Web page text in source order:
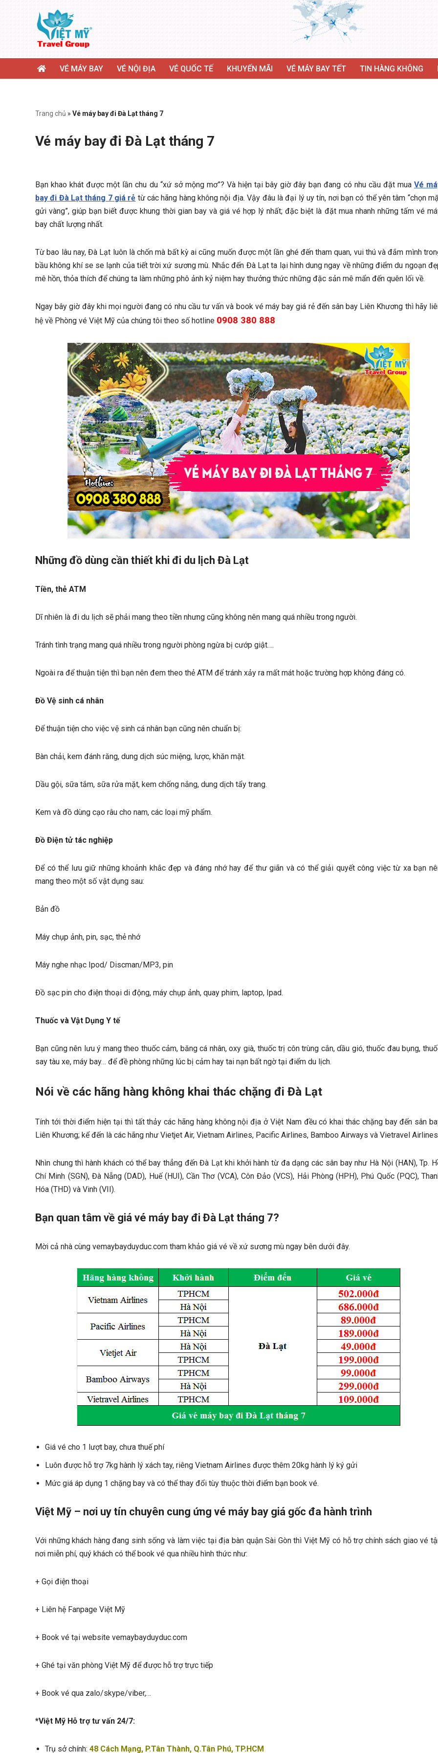
VÉ MÁY BAY VÉ NỘI ĐỊA VÉ QUỐC TẾ KHUYẾN MÃI VÉ MÁY BAY TẾT TIN HÀNG KHÔNG
Trang chủ » Vé máy bay đi Đà Lạt tháng 7
Vé máy bay đi Đà Lạt tháng 7
Bạn khao khát được một lần chu du “xứ sở mộng mơ”? Và hiện tại bây giờ đây bạn đang có nhu cầu đặt mua Vé
bay đi Đà Lạt tháng 7 giá rẻ từ các hãng hàng không nội địa. Vậy đâu là đại lý uy tín, nơi bạn có thể yên tâm “chọn
gửi vàng”, giúp bạn biết được khung thời gian bay và giá vé hợp lý nhất; đặc biệt là đặt mua nhanh những tấm vé
bay chất lượng nhất.
Từ bao lâu nay, Đà Lạt luôn là chốn mà bất kỳ ai cũng muốn được một lần ghé đến tham quan, vui thú và đắm mình
bầu không khí se se lạnh của tiết trời xứ sương mù. Nhắc đến Đà Lạt ta lại hình dung ngay về những điểm du ngoạn
mê hồn, thỏa thích để chúng ta làm những phô ảnh kỷ niệm hay thưởng thức những đặc sản mê mẩn đến quên lối về.
Ngay bây giờ đây khi mọi người đang có nhu cầu tư vấn và book vé máy bay giá rẻ đến sân bay Liên Khương thì hãy
hệ về Phòng vé Việt Mỹ của chúng tôi theo số hotline 0908 380 888
Những đồ dùng cần thiết khi đi du lịch Đà Lạt
Tiền, thẻ ATM
Dĩ nhiên là đi du lịch sẽ phải mang theo tiền nhưng cũng không nên mang quá nhiều trong người.
Tránh tình trạng mang quá nhiều trong người phòng ngừa bị cướp giật….
Ngoài ra để thuận tiện thì bạn nên đem theo thẻ ATM để tránh xảy ra mất mát hoặc trường hợp không đáng có.
Đồ Vệ sinh cá nhân
Để thuận tiện cho việc vệ sinh cá nhân bạn cũng nên chuẩn bị:
Bàn chải, kem đánh răng, dung dịch súc miệng, lược, khăn mặt.
Dầu gội, sữa tắm, sữa rửa mặt, kem chống nắng, dung dịch tẩy trang.
Kem và đồ dùng cạo râu cho nam, các loại mỹ phẩm.
Đồ Điện tử tác nghiệp
Để có thể lưu giữ những khoảnh khắc đẹp và đáng nhớ hay để thư giãn và có thể giải quyết công việc từ xa bạn
mang theo một số vật dụng sau:
Bản đồ
Máy chụp ảnh, pin, sạc, thẻ nhớ
Máy nghe nhạc Ipod/ Discman/MP3, pin
Đồ sạc pin cho điện thoại di động, máy chụp ảnh, quay phim, laptop, Ipad.
Thuốc và Vật Dụng Y tế
Bạn cũng nên lưu ý mang theo thuốc cảm, băng cá nhân, oxy già, thuốc trị côn trùng cắn, dầu gió, thuốc đau bụng,
say tàu xe, máy bay… để đề phòng những lúc bị cảm hay tai nạn bất ngờ tại điểm du lịch.
Nói về các hãng hàng không khai thác chặng đi Đà Lạt
Tính tới thời điểm hiện tại thì tất thảy các hãng hàng không nội địa ở Việt Nam đều có khai thác chặng bay đến sân
Liên Khương; kể đến là các hãng như Vietjet Air, Vietnam Airlines, Pacific Airlines, Bamboo Airways và Vietravel
Nhìn chung thì hành khách có thể bay thẳng đến Đà Lạt khi khởi hành từ đa dạng các sân bay như Hà Nội (HAN), Tp.
Chí Minh (SGN), Đà Nẵng (DAD), Huế (HUI), Cần Thơ (VCA), Côn Đảo (VCS), Hải Phòng (HPH), Phú Quốc (PQC),
Hóa (THD) và Vinh (VII).
Bạn quan tâm về giá vé máy bay đi Đà Lạt tháng 7?
Mời cả nhà cùng vemaybayduyduc.com tham khảo giá vé về xứ sương mù ngay bên dưới đây.
Giá vé cho 1 lượt bay, chưa thuế phí
Luôn được hỗ trợ 7kg hành lý xách tay, riêng Vietnam Airlines được thêm 20kg hành lý ký gửi
Mức giá áp dụng 1 chặng bay và có thể thay đổi tùy thuộc thời điểm bạn book vé.
Việt Mỹ – nơi uy tín chuyên cung ứng vé máy bay giá gốc đa hành trình
Với những khách hàng đang sinh sống và làm việc tại địa bàn quận Sài Gòn thì Việt Mỹ có hỗ trợ chính sách giao vé
nơi miễn phí, quý khách có thể book vé qua nhiều hình thức như:
+ Gọi điện thoại
+ Liên hệ Fanpage Việt Mỹ
+ Book vé tại website vemaybayduyduc.com
+ Ghé tại văn phòng Việt Mỹ để được hỗ trợ trực tiếp
+ Book vé qua zalo/skype/viber,…
*Việt Mỹ Hỗ trợ tư vấn 24/7:
Trụ sở chính: 48 Cách Mạng, P.Tân Thành, Q.Tân Phú, TP.HCM